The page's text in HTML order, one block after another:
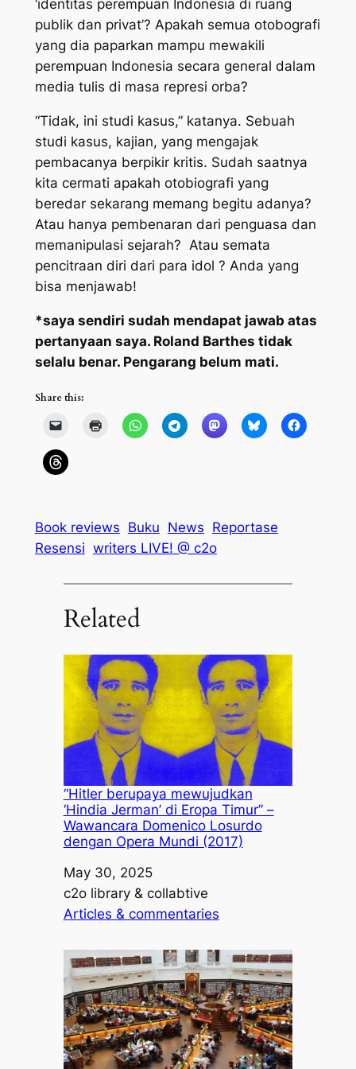
‘identitas perempuan Indonesia di ruang
publik dan privat’? Apakah semua otobografi
yang dia paparkan mampu mewakili
perempuan Indonesia secara general dalam
media tulis di masa represi orba?
“Tidak, ini studi kasus,” katanya. Sebuah
studi kasus, kajian, yang mengajak
pembacanya berpikir kritis. Sudah saatnya
kita cermati apakah otobiografi yang
beredar sekarang memang begitu adanya?
Atau hanya pembenaran dari penguasa dan
memanipulasi sejarah? Atau semata
pencitraan diri dari para idol ? Anda yang
bisa menjawab!
*saya sendiri sudah mendapat jawab atas
pertanyaan saya. Roland Barthes tidak
selalu benar. Pengarang belum mati.
Share this:
Book reviews Buku News Reportase
Resensi writers LIVE! @ c2o
Related
“Hitler berupaya mewujudkan
‘Hindia Jerman’ di Eropa Timur” –
Wawancara Domenico Losurdo
dengan Opera Mundi (2017)
Date
May 30, 2025
Author
c2o library & collabtive
In relation to
Articles & commentaries